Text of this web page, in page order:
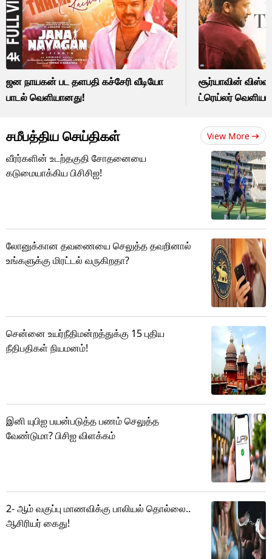
ஜன நாயகன் பட தளபதி கச்சேரி வீடியோ
பாடல் வெளியானது!
சூர்யாவின்
ட்ரெய்லர்
சமீபத்திய செய்திகள் View More
வீரர்களின் உடற்தகுதி சோதனையை
கடுமையாக்கிய பிசிசிஐ!
லோனுக்கான தவணையை செலுத்த தவறினால்
உங்களுக்கு மிரட்டல் வருகிறதா?
சென்னை உயர்நீதிமன்றத்துக்கு 15 புதிய
நீதிபதிகள் நியமனம்!
இனி யுபிஐ பயன்படுத்த பணம் செலுத்த
வேண்டுமா? பிசிஐ விளக்கம்
2- ஆம் வகுப்பு மாணவிக்கு பாலியல் தொல்லை..
ஆசிரியர் கைது!